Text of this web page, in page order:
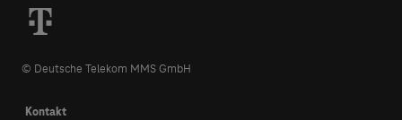
© Deutsche Telekom MMS GmbH
Kontakt